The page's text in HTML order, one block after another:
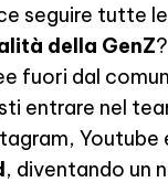
seguire tutte le
della GenZ
fuori dal
entrare nel
, diventando un